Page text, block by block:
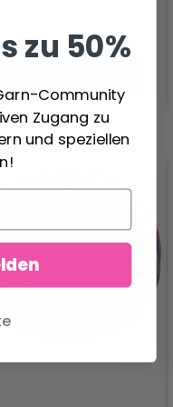
zu 50%
Community
Zugang zu
und speziellen